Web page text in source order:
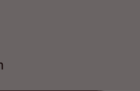
und den Return